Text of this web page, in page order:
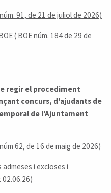
91, de 21 de juliol de 2026)
( BOE núm. 184 de 29 de
regir el procediment
concurs, d'ajudants de
de l'Ajuntament
62, de 16 de maig de 2026)
i excloses i